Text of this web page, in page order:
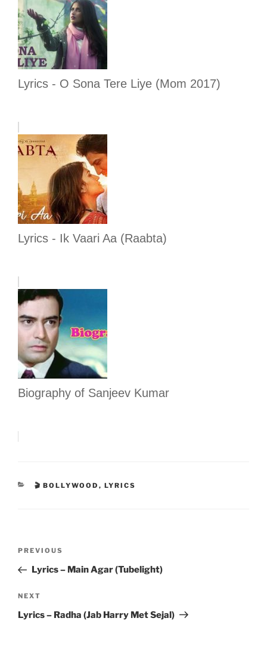
Lyrics - O Sona Tere Liye (Mom 2017)
Lyrics - Ik Vaari Aa (Raabta)
Biography of Sanjeev Kumar
CATEGORIES
🎬 BOLLYWOOD , LYRICS
Previous
Post
PREVIOUS
Lyrics – Main Agar (Tubelight)
Next
Post
NEXT
Lyrics – Radha (Jab Harry Met Sejal)